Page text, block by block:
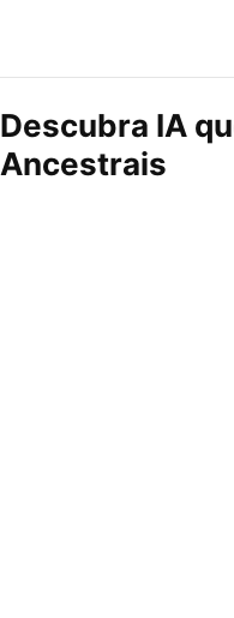
Descubra IA
Ancestrais